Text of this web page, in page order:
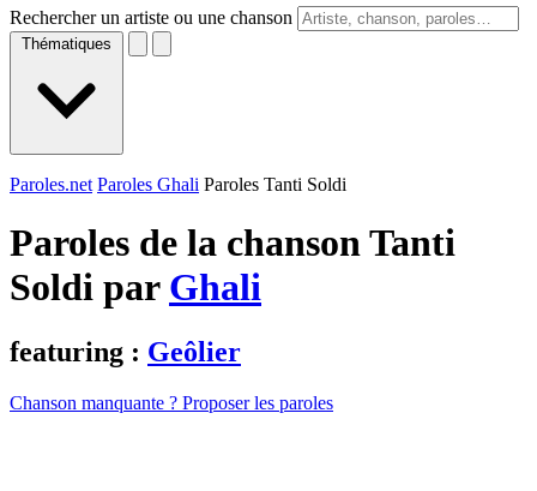
Rechercher un artiste ou une chanson
Thématiques
Paroles.net Paroles Ghali Paroles Tanti Soldi
Paroles de la chanson Tanti
Soldi par Ghali
featuring : Geôlier
Chanson manquante ? Proposer les paroles